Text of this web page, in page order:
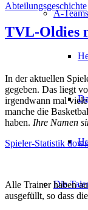
A-Teams
Die
Abteilungsgeschichte
TVL-Oldies
In der aktuellen
gegeben. Das liegt
irgendwann mal
manche die
haben. Ihre Namen
Spieler-Statistik
Alle Trainer haben
ausgefüllt, so dass